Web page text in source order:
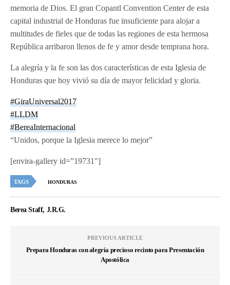
memoria de Dios. El gran Copantl Convention Center de esta
capital industrial de Honduras fue insuficiente para alojar a
multitudes de fieles que de todas las regiones de esta hermosa
República arribaron llenos de fe y amor desde temprana hora.
La alegría y la fe son las dos características de esta Iglesia de
Honduras que hoy vivió su día de mayor felicidad y gloria.
#GiraUniversal2017
#LLDM
#BereaInternacional
“Unidos, porque la Iglesia merece lo mejor”
[envira-gallery id=”19731″]
TAGS HONDURAS
Berea Staff, J.R.G.
PREVIOUS ARTICLE
Prepara Honduras con alegría precioso recinto para Presentación
Apostólica